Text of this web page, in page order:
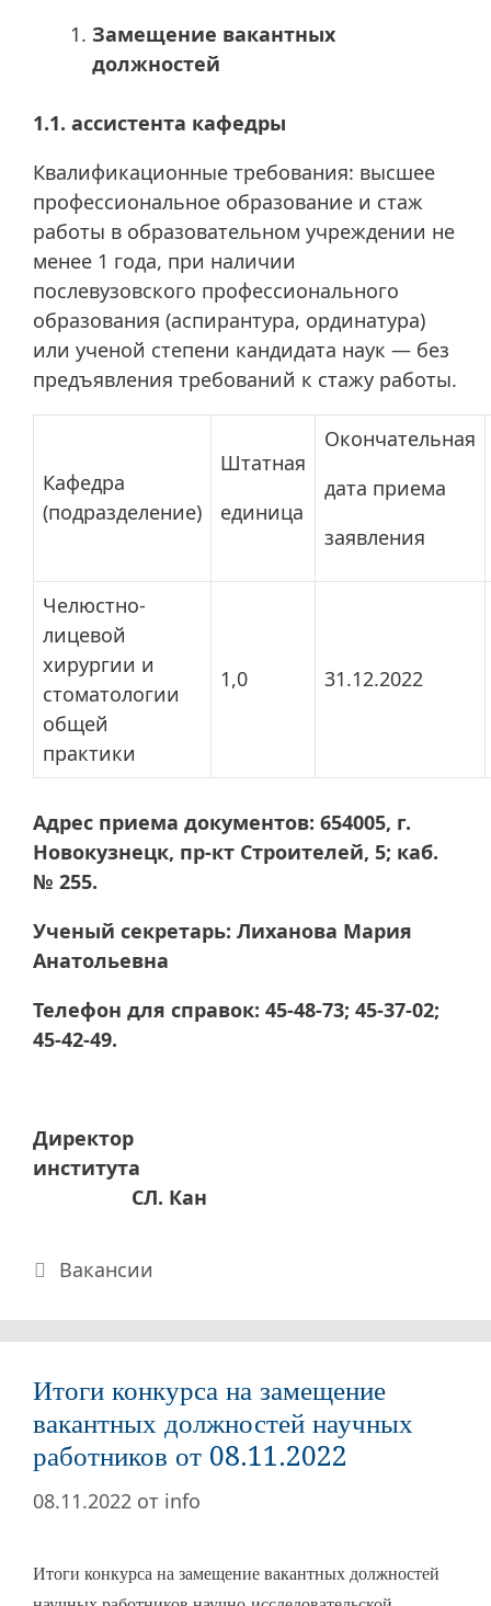
Замещение вакантных
должностей
1.1. ассистента кафедры
Квалификационные требования: высшее
профессиональное образование и стаж
работы в образовательном учреждении не
менее 1 года, при наличии
послевузовского профессионального
образования (аспирантура, ординатура)
или ученой степени кандидата наук — без
предъявления требований к стажу работы.
Кафедра
(подразделение)
Штатная
единица
Окончательная
дата приема
заявления
Челюстно-
лицевой
хирургии и
стоматологии
общей
практики
1,0 31.12.2022
Адрес приема документов: 654005, г.
Новокузнецк, пр-кт Строителей, 5; каб.
№ 255.
Ученый секретарь: Лиханова Мария
Анатольевна
Телефон для справок: 45-48-73; 45-37-02;
45-42-49.
Директор
института
СЛ. Кан
Рубрики
Вакансии
Итоги конкурса на замещение
вакантных должностей научных
работников от 08.11.2022
08.11.2022 от info
Итоги конкурса на замещение вакантных должностей